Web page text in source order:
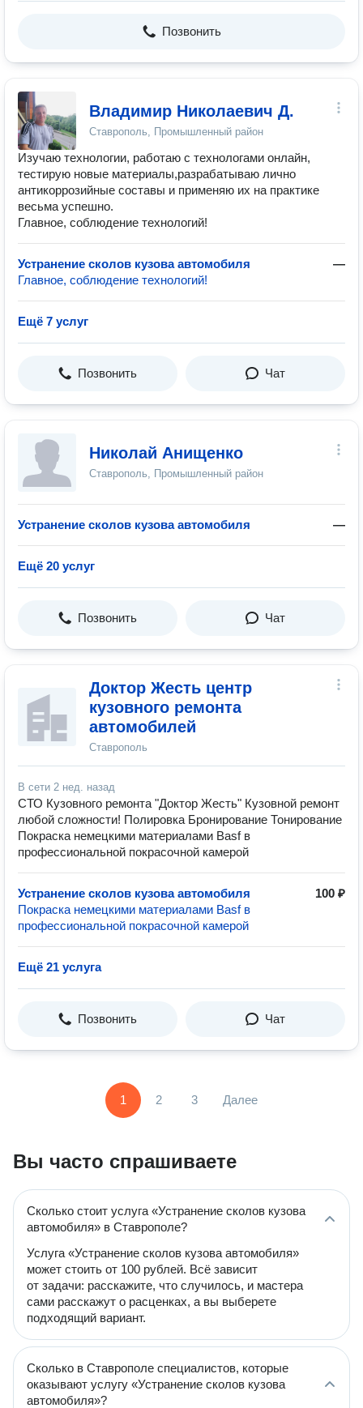
Позвонить
Владимир Николаевич Д.
Ставрополь, Промышленный район
Изучаю технологии, работаю с технологами онлайн,
тестирую новые материалы,разрабатываю лично
антикоррозийные составы и применяю их на практике
весьма успешно.
Главное, соблюдение технологий!
Устранение сколов кузова автомобиля
—
Главное, соблюдение технологий!
Ещё 7 услуг
Позвонить Чат
Николай Анищенко
Ставрополь, Промышленный район
Устранение сколов кузова автомобиля —
Ещё 20 услуг
Позвонить Чат
Доктор Жесть центр
кузовного ремонта
автомобилей
Ставрополь
В сети 2 нед. назад
СТО Кузовного ремонта "Доктор Жесть" Кузовной ремонт
любой сложности! Полировка Бронирование Тонирование
Покраска немецкими материалами Basf в
профессиональной покрасочной камерой
Устранение сколов кузова автомобиля
100 ₽
Покраска немецкими материалами Basf в
профессиональной покрасочной камерой
Ещё 21 услуга
Позвонить Чат
1 2 3 Далее
Вы часто спрашиваете
Сколько стоит услуга «Устранение сколов кузова
автомобиля» в Ставрополе?
Услуга «Устранение сколов кузова автомобиля»
может стоить от 100 рублей. Всё зависит
от задачи: расскажите, что случилось, и мастера
сами расскажут о расценках, а вы выберете
подходящий вариант.
Сколько в Ставрополе специалистов, которые
оказывают услугу «Устранение сколов кузова
автомобиля»?